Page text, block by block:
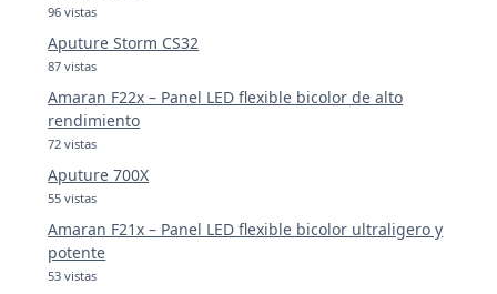
96 vistas
Aputure Storm CS32
87 vistas
Amaran F22x – Panel LED flexible bicolor de alto
rendimiento
72 vistas
Aputure 700X
55 vistas
Amaran F21x – Panel LED flexible bicolor ultraligero y
potente
53 vistas